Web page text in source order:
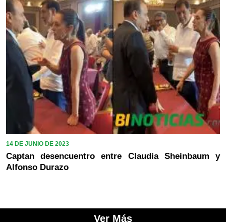
14 DE JUNIO DE 2023
Captan desencuentro entre Claudia Sheinbaum y
Alfonso Durazo
Ver Más